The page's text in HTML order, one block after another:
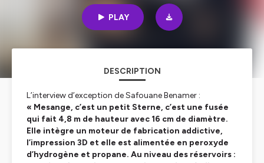
PLAY
DESCRIPTION
L’interview d’exception de Safouane Benamer :
« Mesange, c’est un petit Sterne, c’est une fusée
qui fait 4,8 m de hauteur avec 16 cm de diamètre.
Elle intègre un moteur de fabrication addictive,
l’impression 3D et elle est alimentée en peroxyde
d’hydrogène et propane. Au niveau des réservoirs :